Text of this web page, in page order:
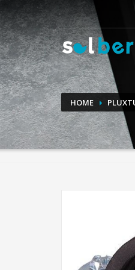
CÓMO
1 Entra en
Si tienes alguna
HOME